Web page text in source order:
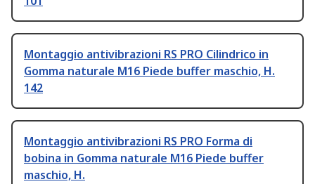
Montaggio antivibrazioni RS PRO Cilindrico in
Gomma naturale M16 Piede buffer maschio, H.
142
Montaggio antivibrazioni RS PRO Forma di
bobina in Gomma naturale M16 Piede buffer
maschio, H.